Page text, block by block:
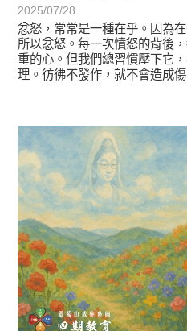
2025/07/28
忿怒，常常是一種在乎。因為
所以忿怒。每一次憤怒的背後
重的心。但我們總習慣壓下它
理。彷彿不發作，就不會造成傷